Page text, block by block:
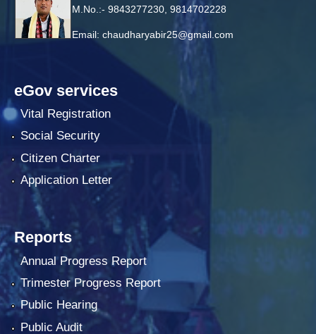
M.No.:- 9843277230, 9814702228
Email: chaudharyabir25@gmail.com
eGov services
Vital Registration
Social Security
Citizen Charter
Application Letter
Reports
Annual Progress Report
Trimester Progress Report
Public Hearing
Public Audit